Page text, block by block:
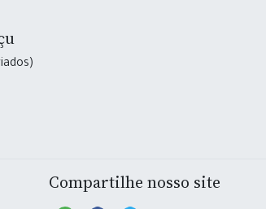
Compartilhe nosso site